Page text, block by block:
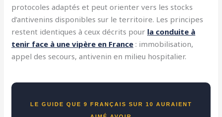
protocoles adaptés et peut orienter vers les stocks
d’antivenins disponibles sur le territoire. Les principes
restent identiques à ceux décrits pour la conduite à
tenir face à une vipère en France : immobilisation,
appel des secours, antivenin en milieu hospitalier.
LE GUIDE QUE 9 FRANÇAIS SUR 10 AURAIENT